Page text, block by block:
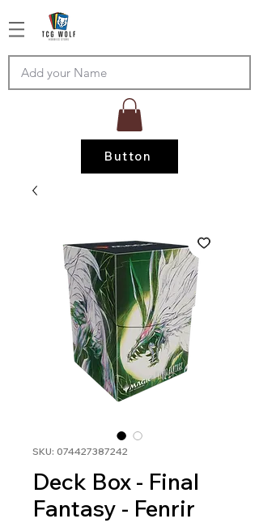
Button
SKU: 074427387242
Deck Box - Final
Fantasy - Fenrir